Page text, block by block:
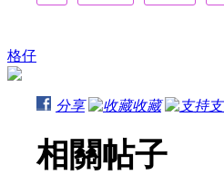
格仔
分享 收藏
相關帖子